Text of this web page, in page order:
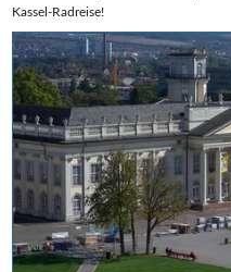
Kassel-Radreise!